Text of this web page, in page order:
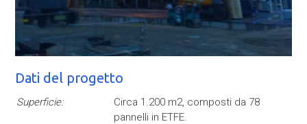
Dati del progetto
Superficie:
Circa 1.200 m2, composti da 78
pannelli in ETFE.